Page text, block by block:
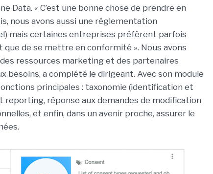
Data. « C’est une bonne chose de prendre en
nous avons aussi une réglementation
mais certaines entreprises préfèrent parfois
de se mettre en conformité ». Nous avons
ressources marketing et des partenaires
a complété le dirigeant. Avec son module
principales : taxonomie (identification et
reporting, réponse aux demandes de modification
et enfin, dans un avenir proche, assurer le